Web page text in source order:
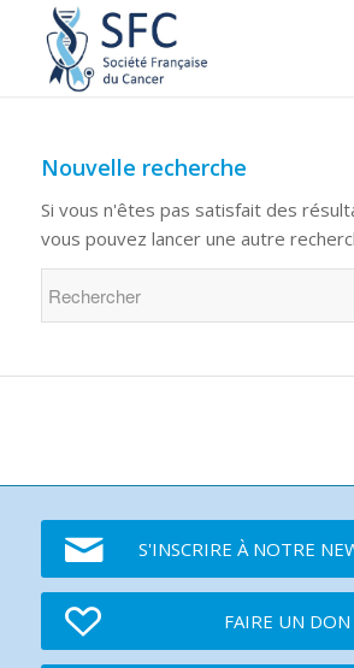
Nouvelle recherche
Si vous n'êtes pas satisfait des
vous pouvez lancer une autre
S'INSCRIRE À NOTRE
FAIRE UN DON